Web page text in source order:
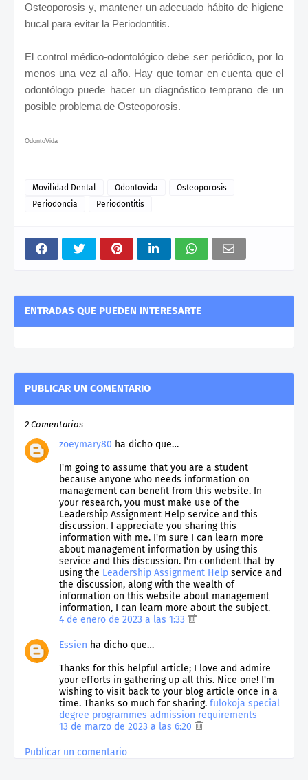
Osteoporosis y, mantener un adecuado hábito de higiene
bucal para evitar la Periodontitis.
El control médico-odontológico debe ser periódico, por lo
menos una vez al año. Hay que tomar en cuenta que el
odontólogo puede hacer un diagnóstico temprano de un
posible problema de Osteoporosis.
OdontoVida
Movilidad Dental Odontovida
Osteoporosis
Periodoncia
Periodontitis
ENTRADAS QUE PUEDEN INTERESARTE
PUBLICAR UN COMENTARIO
2 Comentarios
zoeymary80 ha dicho que…
I'm going to assume that you are a student
because anyone who needs information on
management can benefit from this website. In
your research, you must make use of the
Leadership Assignment Help service and this
discussion. I appreciate you sharing this
information with me. I'm sure I can learn more
about management information by using this
service and this discussion. I'm confident that by
using the Leadership Assignment Help service and
the discussion, along with the wealth of
information on this website about management
information, I can learn more about the subject.
4 de enero de 2023 a las 1:33
Essien ha dicho que…
Thanks for this helpful article; I love and admire
your efforts in gathering up all this. Nice one! I'm
wishing to visit back to your blog article once in a
time. Thanks so much for sharing. fulokoja special
degree programmes admission requirements
13 de marzo de 2023 a las 6:20
Publicar un comentario